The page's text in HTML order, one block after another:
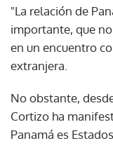
"La relación de
importante, que
en un encuentro
extranjera.
No obstante,
Cortizo ha
Panamá es